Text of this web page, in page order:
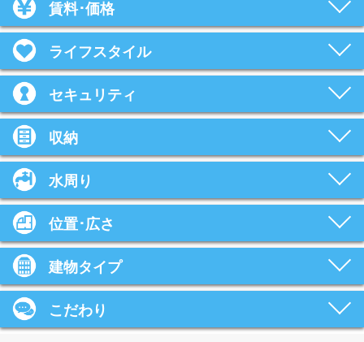
賃料･価格
ライフスタイル
セキュリティ
収納
水周り
位置･広さ
建物タイプ
こだわり